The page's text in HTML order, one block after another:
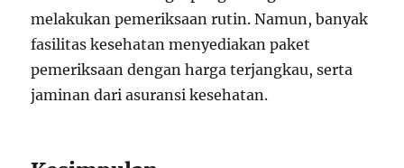
melakukan pemeriksaan rutin. Namun, banyak
fasilitas kesehatan menyediakan paket
pemeriksaan dengan harga terjangkau, serta
jaminan dari asuransi kesehatan.